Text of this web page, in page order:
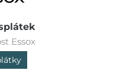
Essox